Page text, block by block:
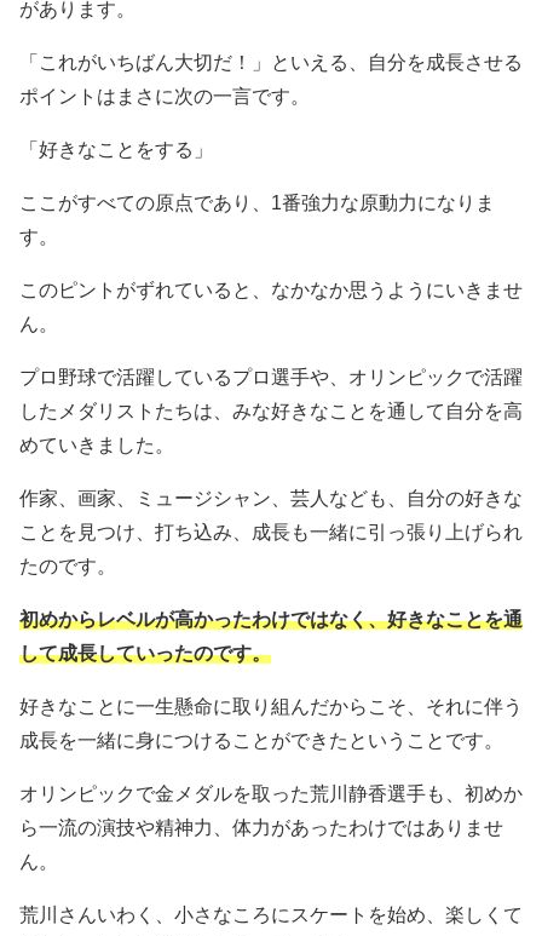
があります。
「これがいちばん大切だ！」といえる、自分を成長させる
ポイントはまさに次の一言です。
「好きなことをする」
ここがすべての原点であり、1番強力な原動力になりま
す。
このピントがずれていると、なかなか思うようにいきませ
ん。
プロ野球で活躍しているプロ選手や、オリンピックで活躍
したメダリストたちは、みな好きなことを通して自分を高
めていきました。
作家、画家、ミュージシャン、芸人なども、自分の好きな
ことを見つけ、打ち込み、成長も一緒に引っ張り上げられ
たのです。
初めからレベルが高かったわけではなく、好きなことを通
して成長していったのです。
好きなことに一生懸命に取り組んだからこそ、それに伴う
成長を一緒に身につけることができたということです。
オリンピックで金メダルを取った荒川静香選手も、初めか
ら一流の演技や精神力、体力があったわけではありませ
ん。
荒川さんいわく、小さなころにスケートを始め、楽しくて